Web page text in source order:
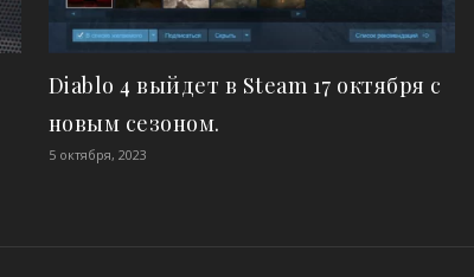
Diablo 4 выйдет в Steam 17 октября с
новым сезоном.
5 октября, 2023